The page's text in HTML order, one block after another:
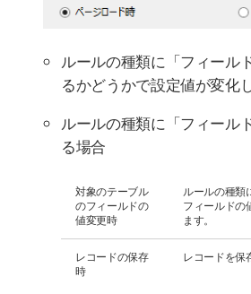
ルールの種類に「フィール
るかどうかで設定値が変化
ルールの種類に「フィール
る場合
対象のテーブル
のフィールドの
値変更時
ルールの種類
フィールドの
ます。
レコードの保存
時
レコードを保